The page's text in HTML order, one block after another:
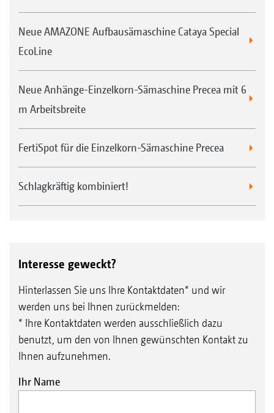
Neue AMAZONE Aufbausämaschine Cataya Special
EcoLine
Neue Anhänge-Einzelkorn-Sämaschine Precea mit 6
m Arbeitsbreite
FertiSpot für die Einzelkorn-Sämaschine Precea
Schlagkräftig kombiniert!
Interesse geweckt?
Hinterlassen Sie uns Ihre Kontaktdaten* und wir
werden uns bei Ihnen zurückmelden:
* Ihre Kontaktdaten werden ausschließlich dazu
benutzt, um den von Ihnen gewünschten Kontakt zu
Ihnen aufzunehmen.
Ihr Name